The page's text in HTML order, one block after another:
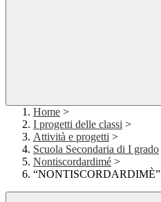
Home >
I progetti delle classi >
Attività e progetti >
Scuola Secondaria di I grado
Nontiscordardimé >
“NONTISCORDARDIMÈ”